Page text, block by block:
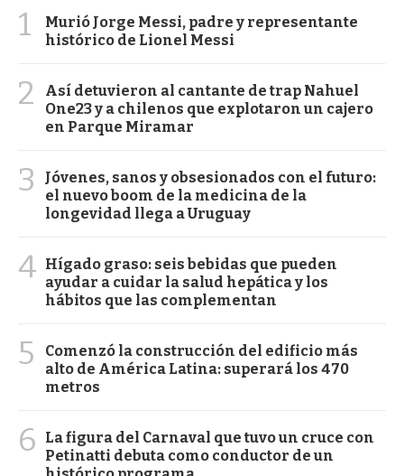
1
Murió Jorge Messi, padre y representante
histórico de Lionel Messi
2
Así detuvieron al cantante de trap Nahuel
One23 y a chilenos que explotaron un cajero
en Parque Miramar
3
Jóvenes, sanos y obsesionados con el futuro:
el nuevo boom de la medicina de la
longevidad llega a Uruguay
4 Hígado graso: seis bebidas que pueden
ayudar a cuidar la salud hepática y los
hábitos que las complementan
5
Comenzó la construcción del edificio más
alto de América Latina: superará los 470
metros
6
La figura del Carnaval que tuvo un cruce con
Petinatti debuta como conductor de un